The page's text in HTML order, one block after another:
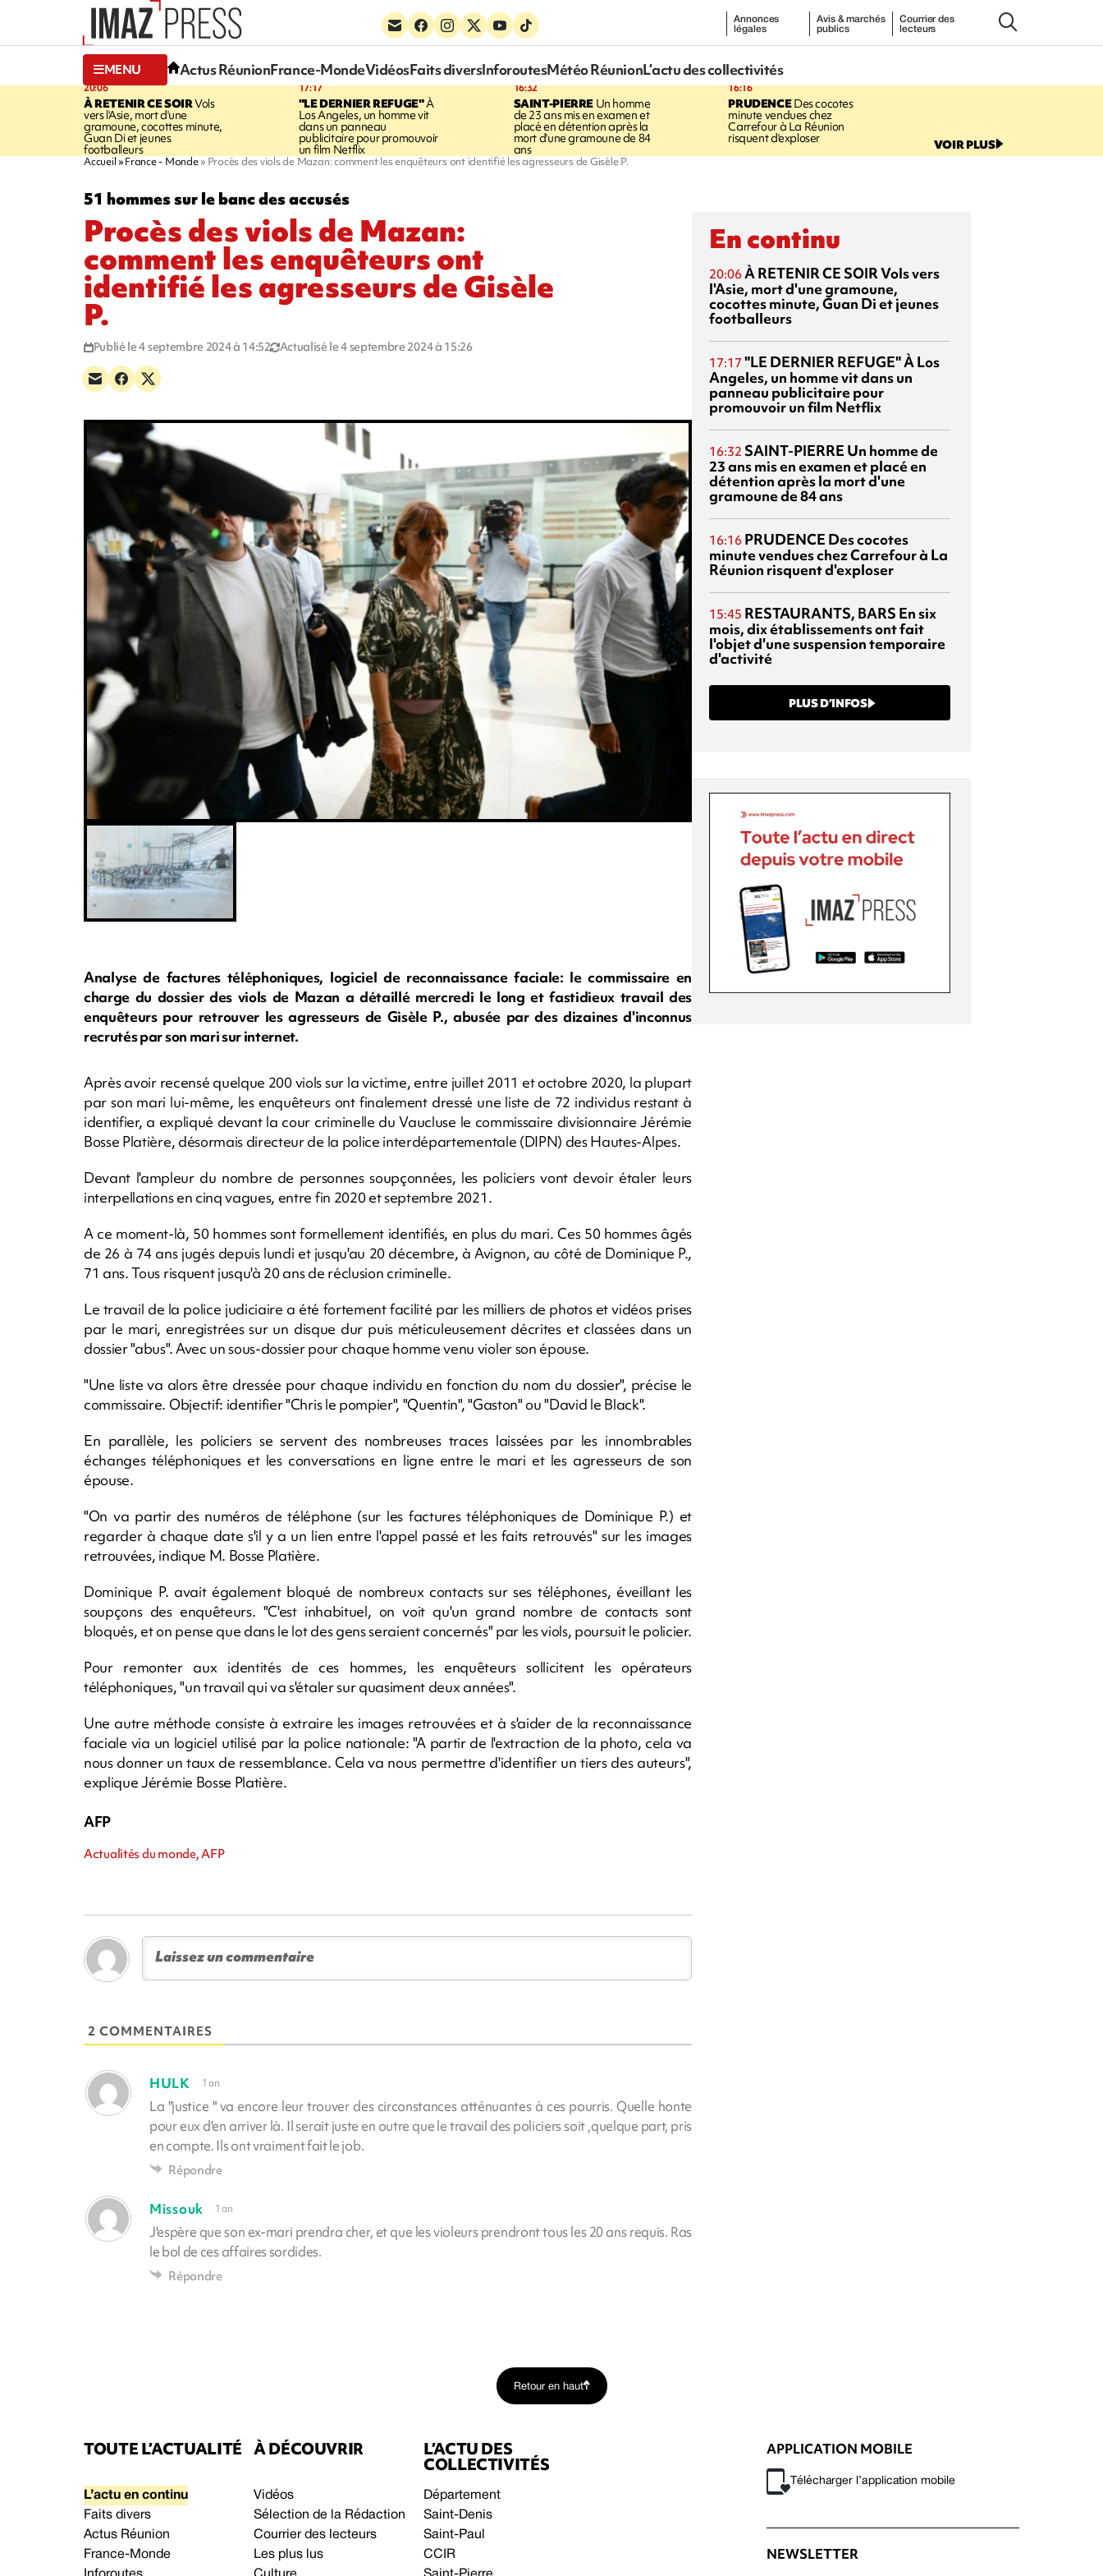
Annonces
légales
Avis & marchés
publics
Courrier des
lecteurs
MENU Actus RéunionFrance-MondeVidéosFaits diversInforoutesMétéo RéunionL’actu des collectivités
20:06
À RETENIR CE SOIRVols
vers l'Asie, mort d'une
gramoune, cocottes minute,
Guan Di et jeunes
footballeurs
17:17
"LE DERNIER REFUGE"À
Los Angeles, un homme vit
dans un panneau
publicitaire pour promouvoir
un film Netflix
16:32
SAINT-PIERREUn homme
de 23 ans mis en examen et
placé en détention après la
mort d'une gramoune de 84
ans
16:16
PRUDENCEDes cocotes
minute vendues chez
Carrefour à La Réunion
risquent d'exploser VOIR PLUS
Accueil France - Monde Procès des viols de Mazan: comment les enquêteurs ont identifié les agresseurs de Gisèle P.
51 hommes sur le banc des accusés
Procès des viols de Mazan:
comment les enquêteurs ont
identifié les agresseurs de Gisèle
P.
Publié le 4 septembre 2024 à 14:52 Actualisé le 4 septembre 2024 à 15:26
Analyse de factures téléphoniques, logiciel de reconnaissance faciale: le commissaire en
charge du dossier des viols de Mazan a détaillé mercredi le long et fastidieux travail des
enquêteurs pour retrouver les agresseurs de Gisèle P., abusée par des dizaines d'inconnus
recrutés par son mari sur internet.
Après avoir recensé quelque 200 viols sur la victime, entre juillet 2011 et octobre 2020, la plupart
par son mari lui-même, les enquêteurs ont finalement dressé une liste de 72 individus restant à
identifier, a expliqué devant la cour criminelle du Vaucluse le commissaire divisionnaire Jérémie
Bosse Platière, désormais directeur de la police interdépartementale (DIPN) des Hautes-Alpes.
Devant l'ampleur du nombre de personnes soupçonnées, les policiers vont devoir étaler leurs
interpellations en cinq vagues, entre fin 2020 et septembre 2021.
A ce moment-là, 50 hommes sont formellement identifiés, en plus du mari. Ces 50 hommes âgés
de 26 à 74 ans jugés depuis lundi et jusqu'au 20 décembre, à Avignon, au côté de Dominique P.,
71 ans. Tous risquent jusqu'à 20 ans de réclusion criminelle.
Le travail de la police judiciaire a été fortement facilité par les milliers de photos et vidéos prises
par le mari, enregistrées sur un disque dur puis méticuleusement décrites et classées dans un
dossier "abus". Avec un sous-dossier pour chaque homme venu violer son épouse.
"Une liste va alors être dressée pour chaque individu en fonction du nom du dossier", précise le
commissaire. Objectif: identifier "Chris le pompier", "Quentin", "Gaston" ou "David le Black".
En parallèle, les policiers se servent des nombreuses traces laissées par les innombrables
échanges téléphoniques et les conversations en ligne entre le mari et les agresseurs de son
épouse.
"On va partir des numéros de téléphone (sur les factures téléphoniques de Dominique P.) et
regarder à chaque date s'il y a un lien entre l'appel passé et les faits retrouvés" sur les images
retrouvées, indique M. Bosse Platière.
Dominique P. avait également bloqué de nombreux contacts sur ses téléphones, éveillant les
soupçons des enquêteurs. "C'est inhabituel, on voit qu'un grand nombre de contacts sont
bloqués, et on pense que dans le lot des gens seraient concernés" par les viols, poursuit le policier.
Pour remonter aux identités de ces hommes, les enquêteurs sollicitent les opérateurs
téléphoniques, "un travail qui va s'étaler sur quasiment deux années".
Une autre méthode consiste à extraire les images retrouvées et à s'aider de la reconnaissance
faciale via un logiciel utilisé par la police nationale: "A partir de l'extraction de la photo, cela va
nous donner un taux de ressemblance. Cela va nous permettre d'identifier un tiers des auteurs",
explique Jérémie Bosse Platière.
AFP
Actualités du monde, AFP
2 COMMENTAIRES
HULK 1 an
La "justice " va encore leur trouver des circonstances atténuantes à ces pourris. Quelle honte
pour eux d'en arriver là. Il serait juste en outre que le travail des policiers soit ,quelque part, pris
en compte. Ils ont vraiment fait le job.
Répondre
Missouk 1 an
J'espère que son ex-mari prendra cher, et que les violeurs prendront tous les 20 ans requis. Ras
le bol de ces affaires sordides.
Répondre
En continu
20:06À RETENIR CE SOIRVols vers
l'Asie, mort d'une gramoune,
cocottes minute, Guan Di et jeunes
footballeurs
17:17 "LE DERNIER REFUGE"À Los
Angeles, un homme vit dans un
panneau publicitaire pour
promouvoir un film Netflix
16:32 SAINT-PIERRE Un homme de
23 ans mis en examen et placé en
détention après la mort d'une
gramoune de 84 ans
16:16 PRUDENCE Des cocotes
minute vendues chez Carrefour à La
Réunion risquent d'exploser
15:45 RESTAURANTS, BARS En six
mois, dix établissements ont fait
l'objet d'une suspension temporaire
d'activité
PLUS D’INFOS
Retour en haut
TOUTE L’ACTUALITÉ
L’actu en continu
Faits divers
Actus Réunion
France-Monde
À DÉCOUVRIR
Vidéos
Sélection de la Rédaction
Courrier des lecteurs
Les plus lus
L’ACTU DES
COLLECTIVITÉS
Département
Saint-Denis
Saint-Paul
CCIR
APPLICATION MOBILE
Télécharger l’application mobile
NEWSLETTER